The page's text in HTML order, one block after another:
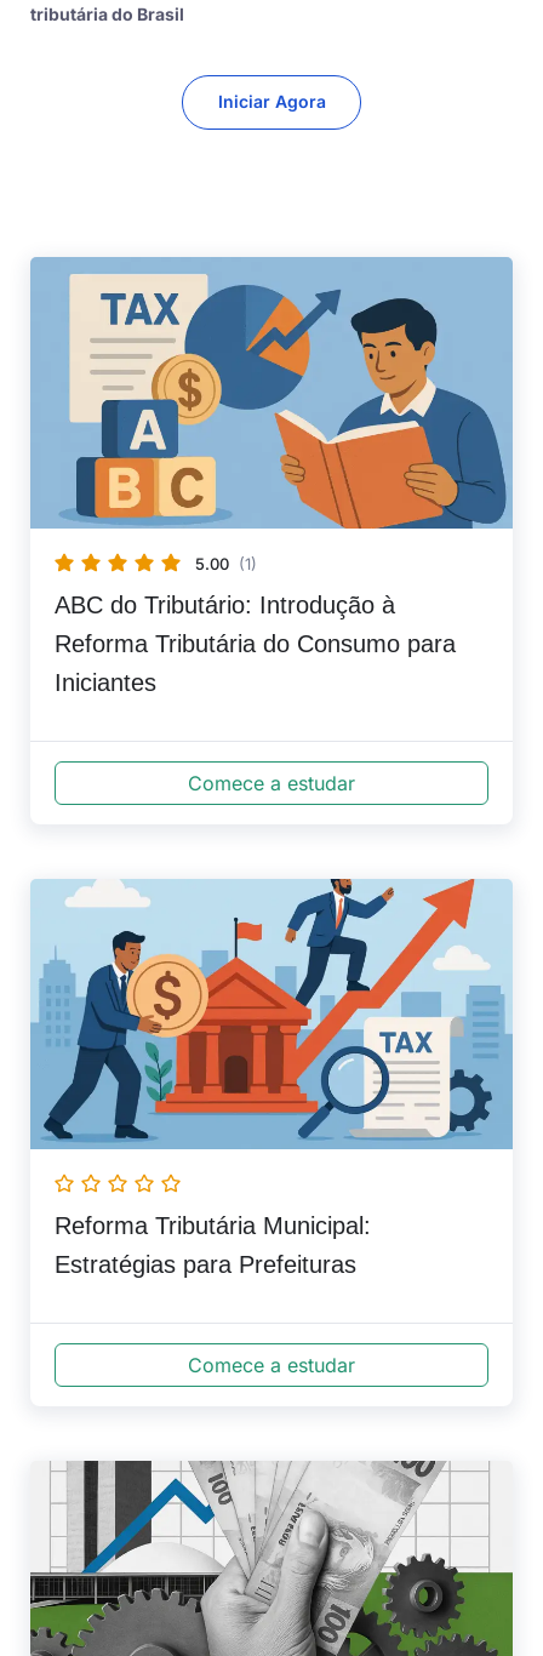
tributária do Brasil
Iniciar Agora
5.00 (1)
ABC do Tributário: Introdução à
Reforma Tributária do Consumo para
Iniciantes
Comece a estudar
Reforma Tributária Municipal:
Estratégias para Prefeituras
Comece a estudar